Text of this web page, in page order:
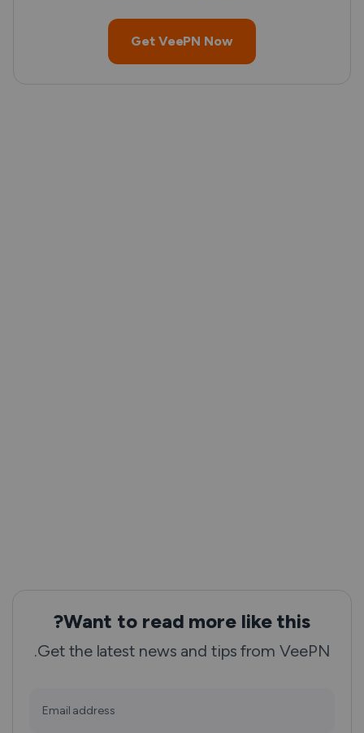
Get VeePN Now
Want to read more like this?
Get the latest news and tips from VeePN.
Email address